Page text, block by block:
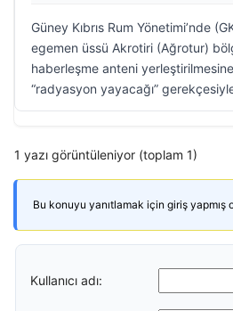
Güney Kıbrıs Rum Yönetimi’nde
egemen üssü Akrotiri (Ağrotur)
haberleşme anteni
“radyasyon yayacağı”
1 yazı görüntüleniyor (toplam 1)
Bu konuyu yanıtlamak için giriş yapmış
Kullanıcı adı: